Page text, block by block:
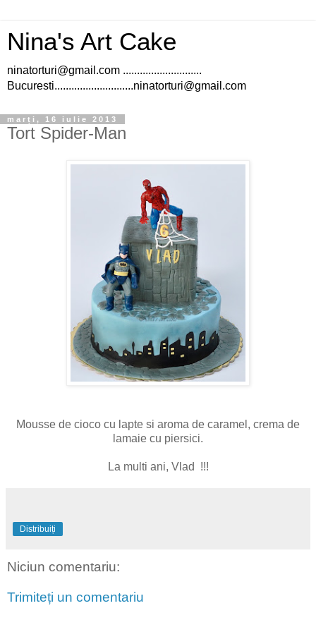
Nina's Art Cake
ninatorturi@gmail.com ............................
Bucuresti............................ninatorturi@gmail.com
marți, 16 iulie 2013
Tort Spider-Man
Mousse de cioco cu lapte si aroma de caramel, crema de
lamaie cu piersici.
La multi ani, Vlad !!!
Distribuiți
Niciun comentariu:
Trimiteți un comentariu